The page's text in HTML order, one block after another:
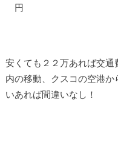
円
安くても２２万あれば交
内の移動、クスコの空港
いあれば間違いなし！